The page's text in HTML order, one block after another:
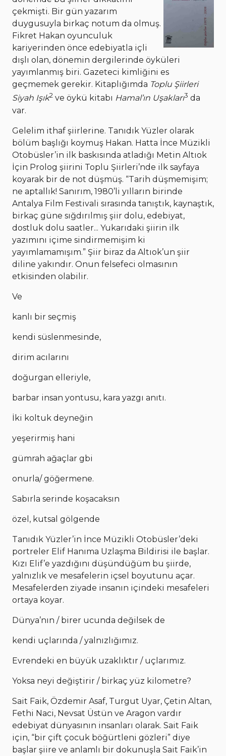
çekmişti. Bir gün yazarım
duygusuyla birkaç notum da olmuş.
Fikret Hakan oyunculuk
kariyerinden önce edebiyatla içli
dışlı olan, dönemin dergilerinde öyküleri
yayımlanmış biri. Gazeteci kimliğini es
geçmemek gerekir. Kitaplığımda Toplu Şiirleri
Siyah Işık2 ve öykü kitabı Hamal’ın Uşakları3 da
var.
Gelelim ithaf şiirlerine. Tanıdık Yüzler olarak
bölüm başlığı koymuş Hakan. Hatta İnce Müzikli
Otobüsler’in ilk baskısında atladığı Metin Altıok
İçin Prolog şiirini Toplu Şiirleri’nde ilk sayfaya
koyarak bir de not düşmüş. “Tarih düşmemişim;
ne aptallık! Sanırım, 1980’li yılların birinde
Antalya Film Festivali sırasında tanıştık, kaynaştık,
birkaç güne sığdırılmış şiir dolu, edebiyat,
dostluk dolu saatler... Yukarıdaki şiirin ilk
yazımını içime sindirmemişim ki
yayımlamamışım.” Şiir biraz da Altıok’un şiir
diline yakındır. Onun felsefeci olmasının
etkisinden olabilir.
Ve
kanlı bir seçmiş
kendi süslenmesinde,
dirim acılarını
doğurgan elleriyle,
barbar insan yontusu, kara yazgı anıtı.
İki koltuk deyneğin
yeşerirmiş hani
gümrah ağaçlar gbi
onurla/ göğermene.
Sabırla serinde koşacaksın
özel, kutsal gölgende
Tanıdık Yüzler’in İnce Müzikli Otobüsler’deki
portreler Elif Hanıma Uzlaşma Bildirisi ile başlar.
Kızı Elif’e yazdığını düşündüğüm bu şiirde,
yalnızlık ve mesafelerin içsel boyutunu açar.
Mesafelerden ziyade insanın içindeki mesafeleri
ortaya koyar.
Dünya’nın / birer ucunda değilsek de
kendi uçlarında / yalnızlığımız.
Evrendeki en büyük uzaklıktır / uçlarımız.
Yoksa neyi değiştirir / birkaç yüz kilometre?
Sait Faik, Özdemir Asaf, Turgut Uyar, Çetin Altan,
Fethi Naci, Nevsat Üstün ve Aragon vardır
edebiyat dünyasının insanları olarak. Sait Faik
için, “bir çift çocuk böğürtleni gözleri” diye
başlar şiire ve anlamlı bir dokunuşla Sait Faik’in